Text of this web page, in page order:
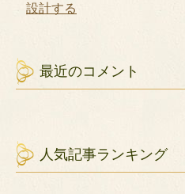
設計する
最近のコメント
人気記事ランキング